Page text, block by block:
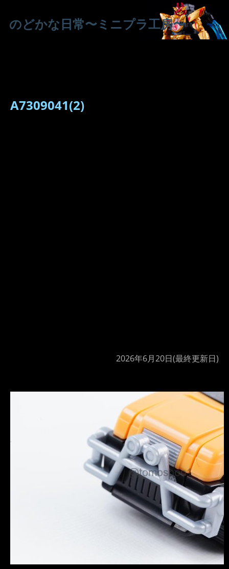
のどかな日常〜ミニプラ工房〜
A7309041(2)
2026年6月20日(最終更新日)